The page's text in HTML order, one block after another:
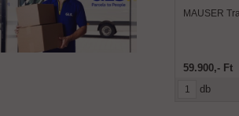
MAUSER
59.900,- Ft
db